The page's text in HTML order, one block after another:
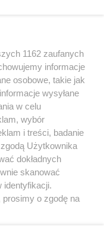
HOSTING
FACEBOOK KONTAKT
Muzyka i kultura
wydarzeń
1162 zaufanych
informacje
osobowe, takie jak
wysyłane
w celu
wybór
i treści, badanie
Użytkownika
dokładnych
skanować
o zgodę na